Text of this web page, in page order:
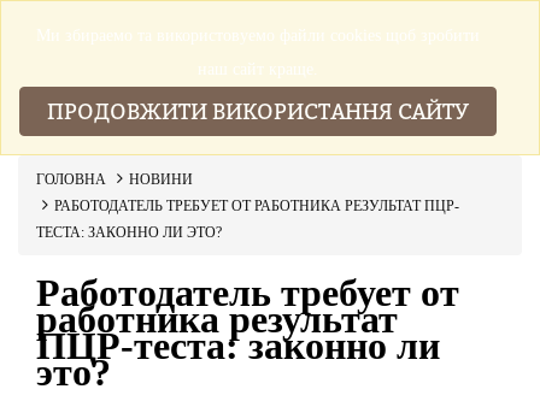
ГОЛОВНА
НОВИНИ
РАБОТОДАТЕЛЬ ТРЕБУЕТ ОТ РАБОТНИКА РЕЗУЛЬТАТ ПЦР-
ТЕСТА: ЗАКОННО ЛИ ЭТО?
Работодатель требует от
работника результат
ПЦР-теста: законно ли
это?
Ми збираемо та використовуемо файли cookies щоб зробити
наш сайт краще.
ПРОДОВЖИТИ ВИКОРИСТАННЯ САЙТУ